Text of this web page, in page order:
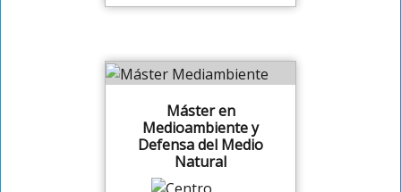
Máster en
Medioambiente y
Defensa del Medio
Natural